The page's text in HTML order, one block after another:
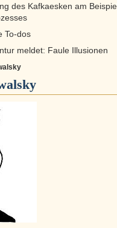
des Kafkaesken am
To-dos
meldet: Faule Illusionen